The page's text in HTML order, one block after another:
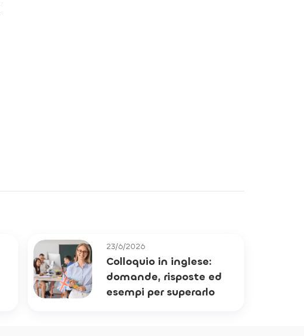
23/6/2026
Colloquio in inglese:
domande, risposte ed
esempi per superarlo